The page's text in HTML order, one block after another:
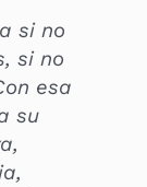
si no
si no
esa
su